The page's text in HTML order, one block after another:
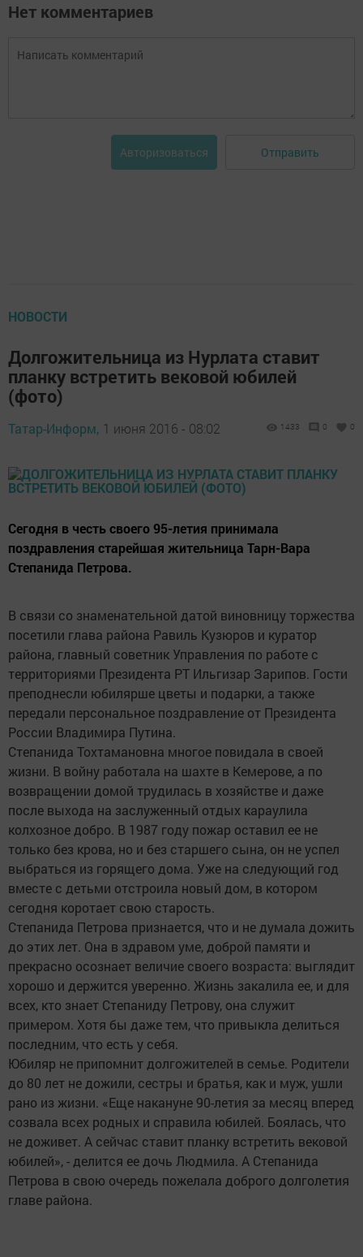
Нет комментариев
Авторизоваться Отправить
НОВОСТИ
Долгожительница из Нурлата ставит
планку встретить вековой юбилей
(фото)
Татар-Информ, 1 июня 2016 - 08:02 1433 0 0
Сегодня в честь своего 95-летия принимала
поздравления старейшая жительница Тарн-Вара
Степанида Петрова.
В связи со знаменательной датой виновницу торжества
посетили глава района Равиль Кузюров и куратор
района, главный советник Управления по работе с
территориями Президента РТ Ильгизар Зарипов. Гости
преподнесли юбилярше цветы и подарки, а также
передали персональное поздравление от Президента
России Владимира Путина.
Степанида Тохтамановна многое повидала в своей
жизни. В войну работала на шахте в Кемерове, а по
возвращении домой трудилась в хозяйстве и даже
после выхода на заслуженный отдых караулила
колхозное добро. В 1987 году пожар оставил ее не
только без крова, но и без старшего сына, он не успел
выбраться из горящего дома. Уже на следующий год
вместе с детьми отстроила новый дом, в котором
сегодня коротает свою старость.
Степанида Петрова признается, что и не думала дожить
до этих лет. Она в здравом уме, доброй памяти и
прекрасно осознает величие своего возраста: выглядит
хорошо и держится уверенно. Жизнь закалила ее, и для
всех, кто знает Степаниду Петрову, она служит
примером. Хотя бы даже тем, что привыкла делиться
последним, что есть у себя.
Юбиляр не припомнит долгожителей в семье. Родители
до 80 лет не дожили, сестры и братья, как и муж, ушли
рано из жизни. «Еще накануне 90-летия за месяц вперед
созвала всех родных и справила юбилей. Боялась, что
не доживет. А сейчас ставит планку встретить вековой
юбилей», - делится ее дочь Людмила. А Степанида
Петрова в свою очередь пожелала доброго долголетия
главе района.